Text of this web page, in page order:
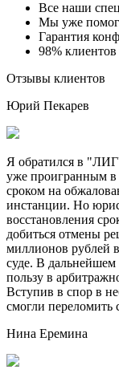
Все наши
Мы уже
Гарантия
98%
Отзывы клиентов
Юрий Пекарев
Я обратился в
уже проигранным
сроком на
инстанции. Но
восстановления
добиться отмены
миллионов рублей
суде. В
пользу в
Вступив в спор в
смогли переломить
Нина Еремина